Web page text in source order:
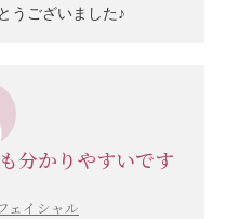
うございました♪
分かりやすいです
ェイシャル